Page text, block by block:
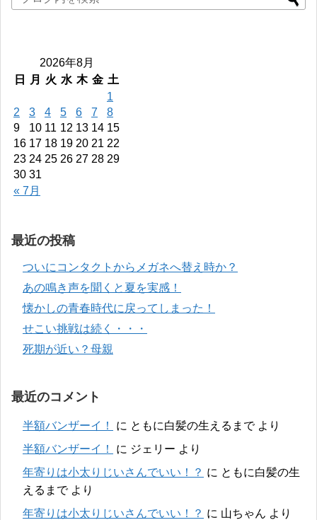
2026年8月
日
月 火 水 木 金 土
« 7月
1
2
3 4 5 6 7
8
9
10 11 12 13 14 15
16 17 18 19 20 21 22
23 24 25 26 27 28 29
30 31
最近の投稿
ついにコンタクトからメガネへ替え時か？
あの鳴き声を聞くと夏を実感！
懐かしの青春時代に戻ってしまった！
せこい挑戦は続く・・・
死期が近い？母親
最近のコメント
半額バンザーイ！ に ともに白髪の生えるまでより
半額バンザーイ！
に ジェリー より
年寄りは小太りじいさんでいい！？ に ともに白髪の生
えるまでより
年寄りは小太りじいさんでいい！？ に 山ちゃん より